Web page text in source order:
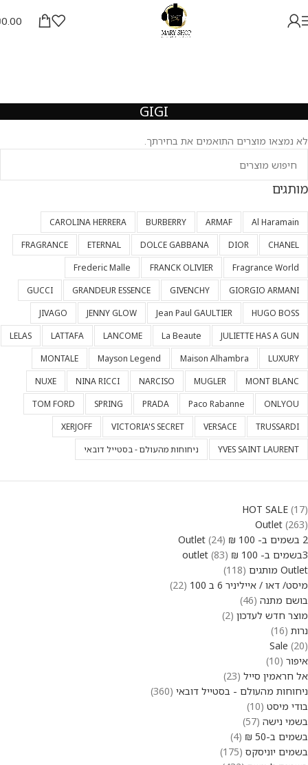
0.00
GIGI
לא נמצאו מוצרים התואמים את בחירתך.
מותגים
Al Haramain
ARMAF
BURBERRY
CAROLINA HERRERA
CHANEL
DIOR
DOLCE GABBANA
ETERNAL
FRAGRANCE
Fragrance World
FRANCK OLIVIER
Frederic Malle
GIORGIO ARMANI
GIVENCHY
GRANDEUR ESSENCE
GUCCI
HUGO BOSS
Jean Paul GAULTIER
JENNY GLOW
JIVAGO
JULIETTE HAS A GUN
La Beaute
LANCOME
LATTAFA
LELAS
LUXURY
Maison Alhambra
Mayson Legend
MONTALE
MONT BLANC
MUGLER
NARCISO
NINA RICCI
NUXE
ONLYOU
Paco Rabanne
PRADA
SPRING
TOM FORD
TRUSSARDI
VERSACE
VICTORIA'S SECRET
XERJOFF
YVES SAINT LAURENT
ניחוחות מהעולם - בסטייל דובאי
HOT SALE 17
Outlet 263
2 בשמים ב- 100 ₪ Outlet
24
3בשמים ב- 100 ₪ outlet
83
Outlet מותגים
118
מיסט/ דאו / אייליניר 6 ב 100
22
בושם מתנה 46
מוצר חדש לעדכון 2
נרות 16
Sale 20
איפור 10
אל חראמין סייל 23
ניחוחות מהעולם - בסטייל דובאי 360
בודי מיסט 10
בשמי נישה 57
בשמים ב-50 ₪
4
בשמים יוניסקס 175